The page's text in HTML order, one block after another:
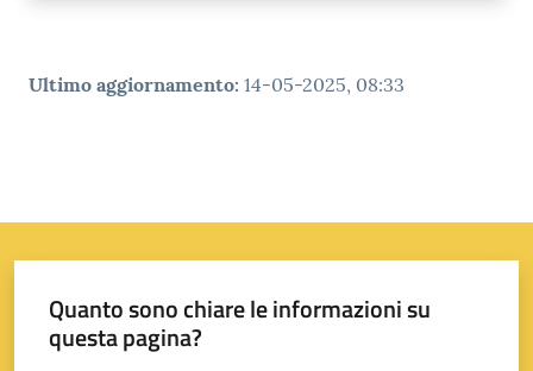
Ultimo aggiornamento: 14-05-2025, 08:33
Quanto sono chiare le informazioni su
questa pagina?